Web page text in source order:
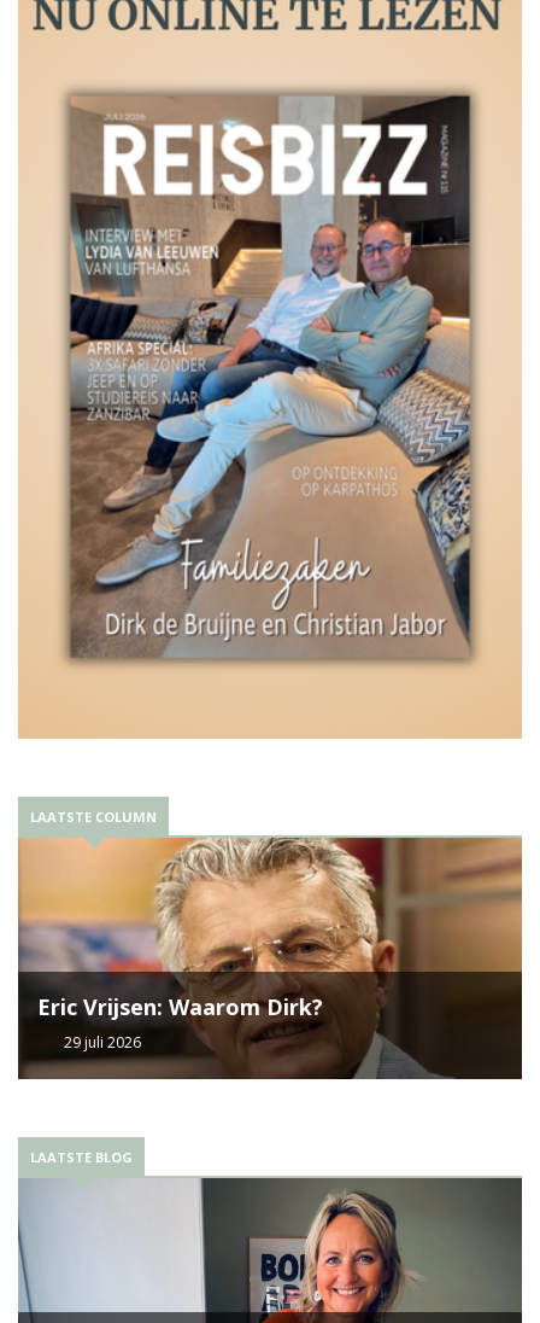
LAATSTE COLUMN
Eric Vrijsen: Waarom Dirk?
29 juli 2026
LAATSTE BLOG